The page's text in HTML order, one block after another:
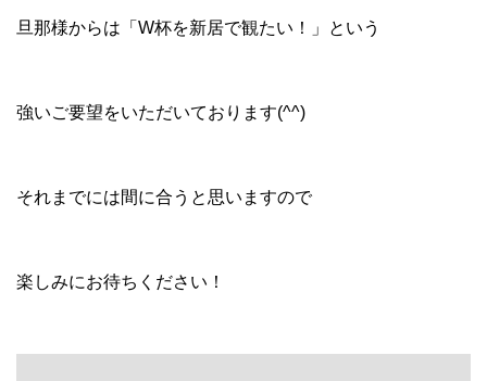
旦那様からは「W杯を新居で観たい！」という
強いご要望をいただいております(^^)
それまでには間に合うと思いますので
楽しみにお待ちください！